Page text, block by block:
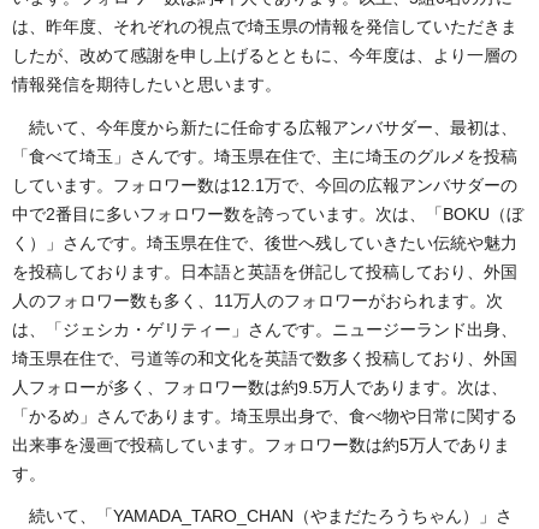
は、昨年度、それぞれの視点で埼玉県の情報を発信していただきま
したが、改めて感謝を申し上げるとともに、今年度は、より一層の
情報発信を期待したいと思います。
続いて、今年度から新たに任命する広報アンバサダー、最初は、
「食べて埼玉」さんです。埼玉県在住で、主に埼玉のグルメを投稿
しています。フォロワー数は12.1万で、今回の広報アンバサダーの
中で2番目に多いフォロワー数を誇っています。次は、「BOKU（ぼ
く）」さんです。埼玉県在住で、後世へ残していきたい伝統や魅力
を投稿しております。日本語と英語を併記して投稿しており、外国
人のフォロワー数も多く、11万人のフォロワーがおられます。次
は、「ジェシカ・ゲリティー」さんです。ニュージーランド出身、
埼玉県在住で、弓道等の和文化を英語で数多く投稿しており、外国
人フォローが多く、フォロワー数は約9.5万人であります。次は、
「かるめ」さんであります。埼玉県出身で、食べ物や日常に関する
出来事を漫画で投稿しています。フォロワー数は約5万人でありま
す。
続いて、「YAMADA_TARO_CHAN（やまだたろうちゃん）」さ